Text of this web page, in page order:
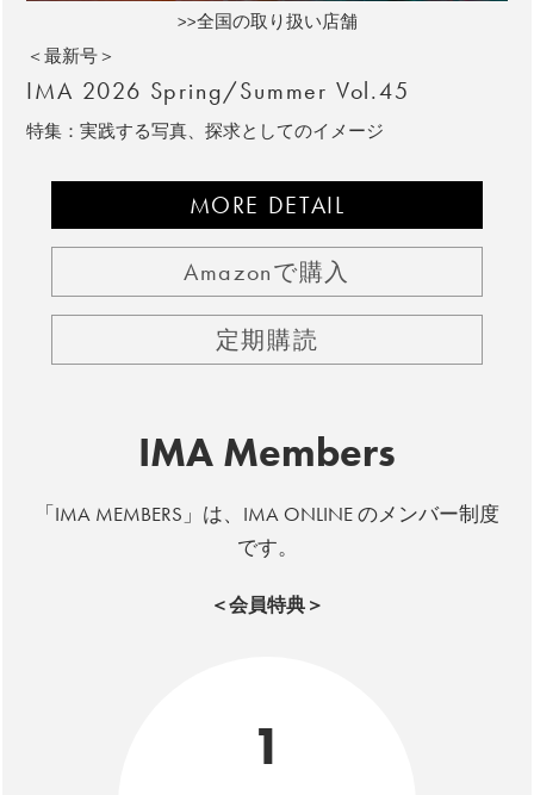
>>全国の取り扱い店舗
＜最新号＞
IMA 2026 Spring/Summer Vol.45
特集：実践する写真、探求としてのイメージ
MORE DETAIL
Amazonで購入
定期購読
IMA Members
「IMA MEMBERS」は、IMA ONLINE のメンバー制度
です。
＜会員特典＞
1